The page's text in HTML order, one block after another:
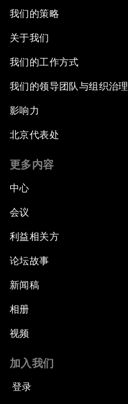
我们的策略
关于我们
我们的工作方式
我们的领导团队与组织治理
影响力
北京代表处
更多内容
中心
会议
利益相关方
论坛故事
新闻稿
相册
视频
加入我们
登录